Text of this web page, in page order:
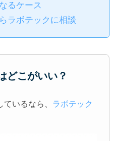
るケース
ラボテックに相談
どこがいい？
いるなら、 ラボテック